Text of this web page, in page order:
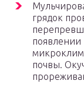
грядок
появлении
почвы.